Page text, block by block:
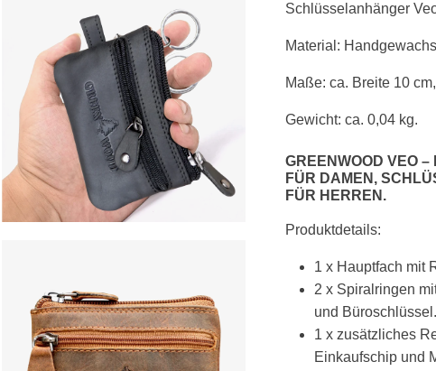
Schlüsselanhänger
Material:
Maße: ca. Breite 10
Gewicht: ca. 0,04 kg.
GREENWOOD VEO
FÜR DAMEN,
FÜR HERREN.
Produktdetails:
1 x Hauptfach mit
2 x Spiralringen
und Büroschlüssel.
1 x zusätzliches
Einkaufschip und